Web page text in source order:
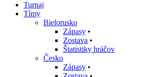
Turnaj
Tímy
Bielorusko
Zápasy •
Zostava •
Štatistiky hráčov
Česko
Zápasy •